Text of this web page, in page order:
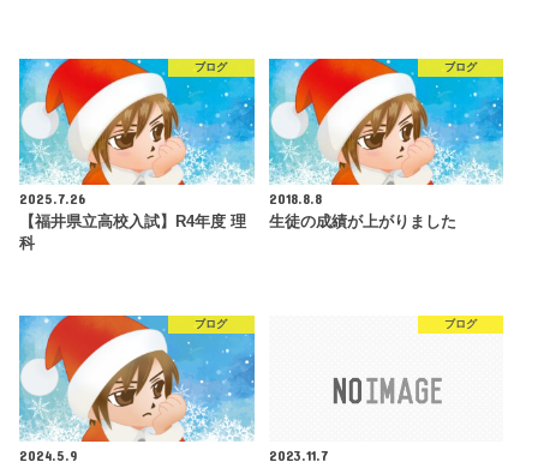
ブログ
2025.7.26
【福井県立高校入試】R4年度 理
科
ブログ
2018.8.8
生徒の成績が上がりました
ブログ
2024.5.9
ブログ
2023.11.7